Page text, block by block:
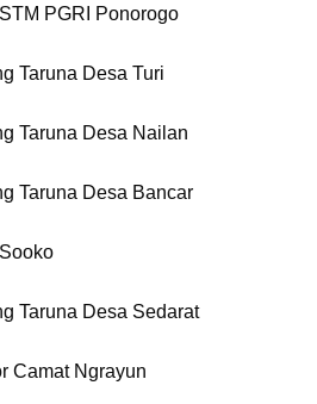
PGRI Ponorogo
Taruna Desa Turi
Taruna Desa Nailan
Taruna Desa Bancar
Taruna Desa Sedarat
Camat Ngrayun